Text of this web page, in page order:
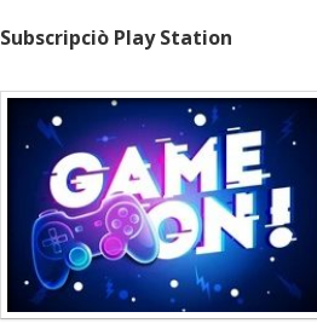
Subscripciò Play Station